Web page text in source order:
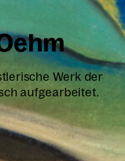
Werk der
auf­ge­ar­bei­tet.